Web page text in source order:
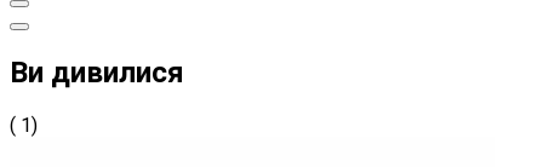
Ви дивилися
( 1)